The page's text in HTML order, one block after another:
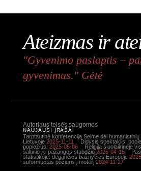
Ateizmas ir
"Gyvenimo paslaptis –
gyvenimas." Gėtė
Autoriaus teisės saugomos
NAUJAUSI ĮRAŠAI
Tarptautinė konferencija Seime dėl
Lietuvoje 2025-11-11
Didysis spektaklis:
popiežius! 2025-05-06
Religija šiuolaikinėje
šaltinio iki pažangos stabdžio 2025-04-15
statistikoje: degančios bažnyčios Europoje
suformuotas požiūris į moterį 2024-11-27